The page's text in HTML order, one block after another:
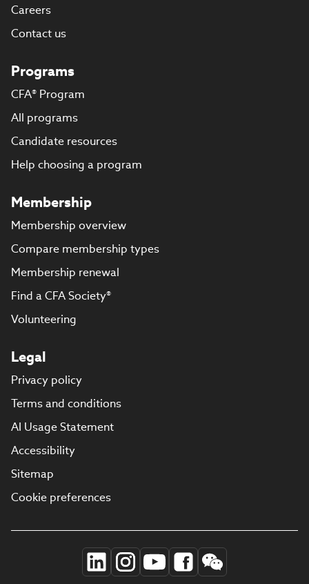
Careers
Contact us
Programs
CFA® Program
All programs
Candidate resources
Help choosing a program
Membership
Membership overview
Compare membership types
Membership renewal
Find a CFA Society®
Volunteering
Legal
Privacy policy
Terms and conditions
AI Usage Statement
Accessibility
Sitemap
Cookie preferences